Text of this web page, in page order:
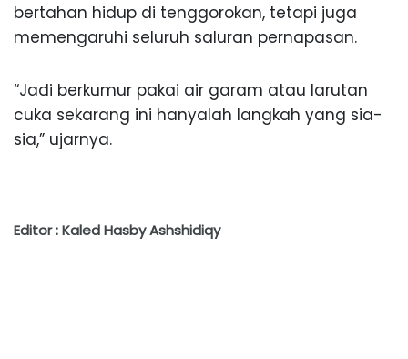
bertahan hidup di tenggorokan, tetapi juga
memengaruhi seluruh saluran pernapasan.
“Jadi berkumur pakai air garam atau larutan
cuka sekarang ini hanyalah langkah yang sia-
sia,” ujarnya.
Editor : Kaled Hasby Ashshidiqy